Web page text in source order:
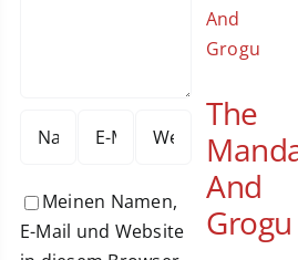
Meinen Namen,
E-Mail und Website
The
And
Grogu